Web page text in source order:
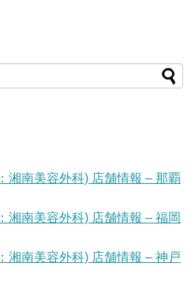
湘南美容外科) 店舗情報 – 那覇
湘南美容外科) 店舗情報 – 福岡
湘南美容外科) 店舗情報 – 神戸